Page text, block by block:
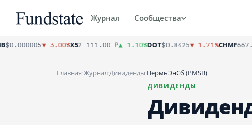
Журнал Сообщества
▼ 3.00%X52 111.00 ₽▲ 1.10%DOT$0.8425▼ 1.71%CHMF
Главная·Журнал·Дивиденды·ПермьЭнСб (PMSB)
ДИВИДЕНДЫ